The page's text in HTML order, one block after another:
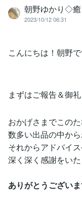
朝野ゆかり◇癒
2023/10/12 06:31
こんにちは！朝野で
まずはご報告＆御礼
おかげさまでこの
数多い出品の中か
それからアドバイ
深く深く感謝をいた
ありがとうござい